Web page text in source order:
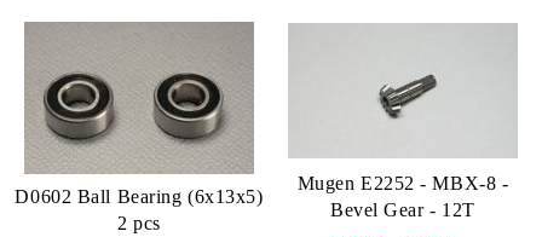
D0602 Ball Bearing (6x13x5)
2 pcs
Mugen E2252 - MBX-8 -
Bevel Gear - 12T